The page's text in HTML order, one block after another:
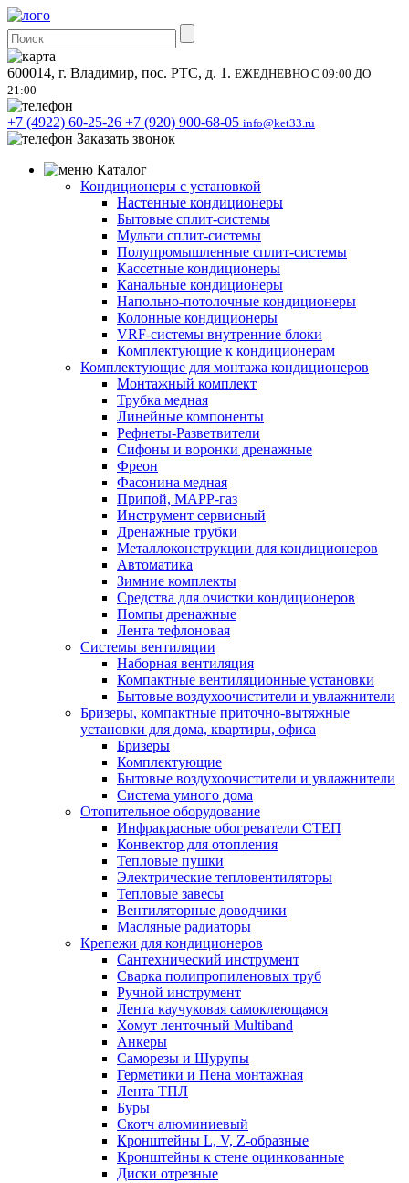
600014, г. Владимир, пос. РТС, д. 1. ЕЖЕДНЕВНО С 09:00 ДО
21:00
+7 (4922) 60-25-26 +7 (920) 900-68-05 info@ket33.ru
Заказать звонок
Каталог
Кондиционеры с установкой
Настенные кондиционеры
Бытовые сплит-системы
Мульти сплит-системы
Полупромышленные сплит-системы
Кассетные кондиционеры
Канальные кондиционеры
Напольно-потолочные кондиционеры
Колонные кондиционеры
VRF-системы внутренние блоки
Комплектующие к кондиционерам
Комплектующие для монтажа кондиционеров
Монтажный комплект
Трубка медная
Линейные компоненты
Рефнеты-Разветвители
Сифоны и воронки дренажные
Фреон
Фасонина медная
Припой, МАРР-газ
Инструмент сервисный
Дренажные трубки
Металлоконструкции для кондиционеров
Автоматика
Зимние комплекты
Средства для очистки кондиционеров
Помпы дренажные
Лента тефлоновая
Системы вентиляции
Наборная вентиляция
Компактные вентиляционные установки
Бытовые воздухоочистители и увлажнители
Бризеры, компактные приточно-вытяжные
установки для дома, квартиры, офиса
Бризеры
Комплектующие
Бытовые воздухоочистители и увлажнители
Система умного дома
Отопительное оборудование
Инфракрасные обогреватели СТЕП
Конвектор для отопления
Тепловые пушки
Электрические тепловентиляторы
Тепловые завесы
Вентиляторные доводчики
Масляные радиаторы
Крепежи для кондиционеров
Сантехнический инструмент
Сварка полипропиленовых труб
Ручной инструмент
Лента каучуковая самоклеющаяся
Хомут ленточный Multiband
Анкеры
Саморезы и Шурупы
Герметики и Пена монтажная
Лента ТПЛ
Буры
Скотч алюминиевый
Кронштейны L, V, Z-образные
Кронштейны к стене оцинкованные
Диски отрезные